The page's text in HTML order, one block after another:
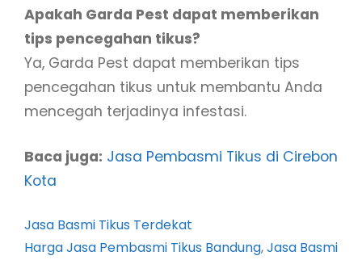
Apakah Garda Pest dapat memberikan
tips pencegahan tikus?
Ya, Garda Pest dapat memberikan tips
pencegahan tikus untuk membantu Anda
mencegah terjadinya infestasi.
Baca juga: Jasa Pembasmi Tikus di Cirebon
Kota
Jasa Basmi Tikus Terdekat
Harga Jasa Pembasmi Tikus Bandung, Jasa Basmi